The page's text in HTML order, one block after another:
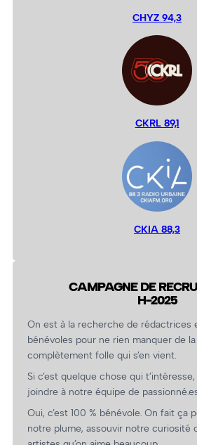
CHYZ 94,3
CKRL 89,1
CKIA 88,3
CAMPAGNE DE
H-2025
On est à la recherche de rédactrices
bénévoles pour ne rien manquer de
complètement folle qui s’en vient.
Si c’est quelque chose qui
joindre à notre équipe de
Oui, c’est 100 % bénévole. On fait ça
notre plume, assouvir notre curiosité